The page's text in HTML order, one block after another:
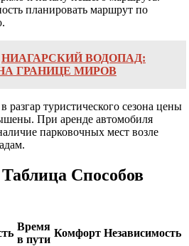
планировать маршрут по
НИАГАРСКИЙ ВОДОПАД:
ГРАНИЦЕ МИРОВ
разгар туристического сезона цены
При аренде автомобиля
парковочных мест возле
Способов
Время
в пути
Комфорт Независимость